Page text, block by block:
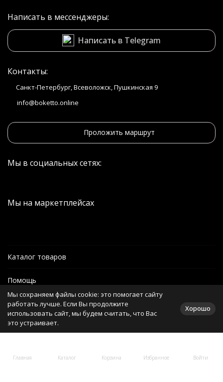
Главная Каталог Корзина Избранное Войти
Написать в мессенджеры:
Написать в Telegram
Контакты:
Санкт-Петербург, Всеволожск, Пушкинская 9
info@boketto.online
Проложить маршрут
Мы в социальных сетях:
Мы на маркетплейсах
Каталог товаров
Помощь
Информация
Политика персональных данных
Мы сохраняем файлы cookie: это помогает сайту
работать лучше. Если Вы продолжите
использовать сайт, мы будем считать, что Вас
это устраивает.
Хорошо